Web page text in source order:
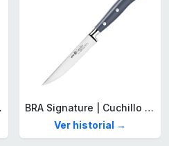
inoxidable
BRA Signature | Cuchillo tomatero 120 mm, Acero Inoxidable alemán forjado con Molibdeno Vanadio, Mango Remachado ABS, Diseño Ergonómico, Hoja 1,6 mm espesor
Ver historial →